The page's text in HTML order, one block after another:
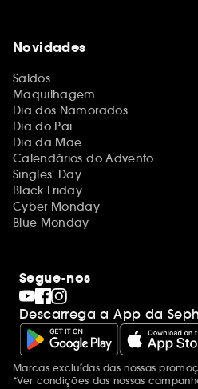
Novidades
Saldos
Maquilhagem
Dia dos Namorados
Dia do Pai
Dia da Mãe
Calendários do Advento
Singles' Day
Black Friday
Cyber Monday
Blue Monday
Segue-nos
Descarrega a App da
Menções adicionais
Marcas excluídas das nossas
*Ver condições das nossas